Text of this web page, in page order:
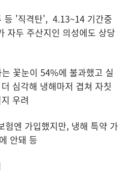
등 '직격탄', 4.13~14 기간중
자두 주산지인 의성에도 상당
꽃눈이 54%에 불과했고 실
심각해 냉해마저 겹쳐 자칫
우려
엔 가입했지만, 냉해 특약 가
안돼 등